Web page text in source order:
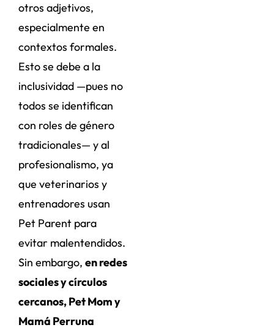
otros adjetivos,
especialmente en
contextos formales.
Esto se debe a la
inclusividad —pues no
todos se identifican
con roles de género
tradicionales— y al
profesionalismo, ya
que veterinarios y
entrenadores usan
Pet Parent para
evitar malentendidos.
Sin embargo, en redes
sociales y círculos
cercanos, Pet Mom y
Mamá Perruna